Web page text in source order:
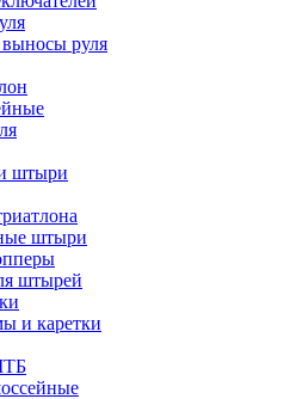
руля
штыри
штыри
штырей
и каретки